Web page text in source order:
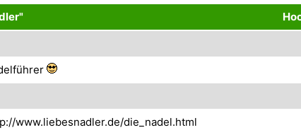
www.liebesnadler.de/die_nadel.html